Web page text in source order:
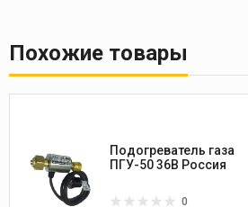
Похожие товары
Подогреватель газа
ПГУ-50 36В Россия
0